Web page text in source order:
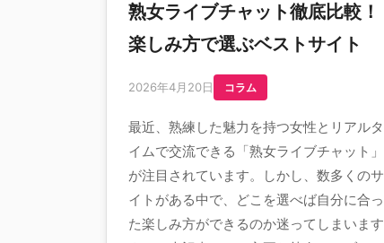
熟女ライブチャット徹底比較！
楽しみ方で選ぶベストサイト
2026年4月20日 コラム
最近、熟練した魅力を持つ女性とリアルタ
イムで交流できる「熟女ライブチャット」
が注目されています。しかし、数多くのサ
イトがある中で、どこを選べば自分に合っ
た楽しみ方ができるのか迷ってしまいます